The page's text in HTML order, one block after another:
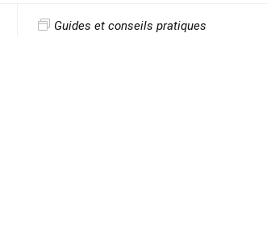
Guides et conseils pratiques